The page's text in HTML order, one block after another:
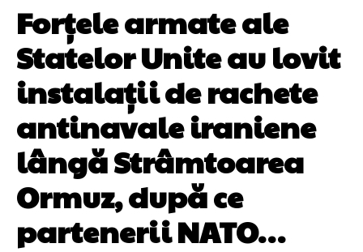
Forțele armate ale
Statelor Unite au lovit
instalații de rachete
antinavale iraniene
lângă Strâmtoarea
Ormuz, după ce
partenerii NATO…